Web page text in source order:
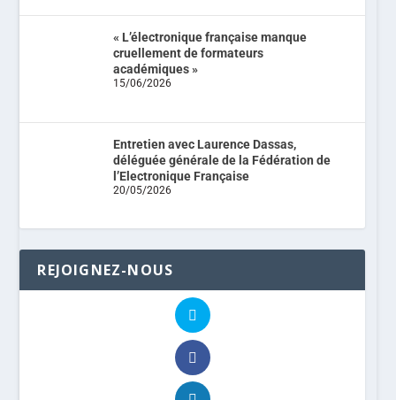
« L’électronique française manque
cruellement de formateurs
académiques »
15/06/2026
Entretien avec Laurence Dassas,
déléguée générale de la Fédération de
l’Electronique Française
20/05/2026
REJOIGNEZ-NOUS